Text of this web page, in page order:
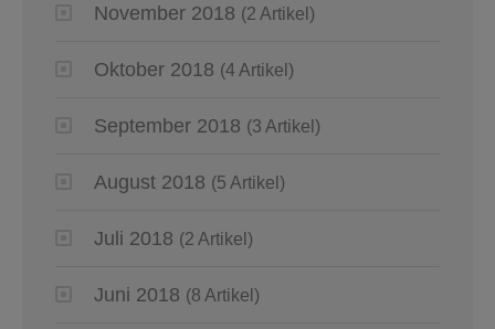
November 2018 (2 Artikel)
Oktober 2018 (4 Artikel)
September 2018 (3 Artikel)
August 2018 (5 Artikel)
Juli 2018 (2 Artikel)
Juni 2018 (8 Artikel)